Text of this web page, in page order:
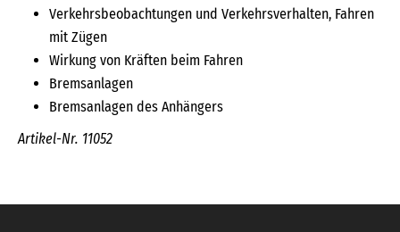
Verkehrsbeobachtungen und Verkehrsverhalten, Fahren
mit Zügen
Wirkung von Kräften beim Fahren
Bremsanlagen
Bremsanlagen des Anhängers
Artikel-Nr. 11052